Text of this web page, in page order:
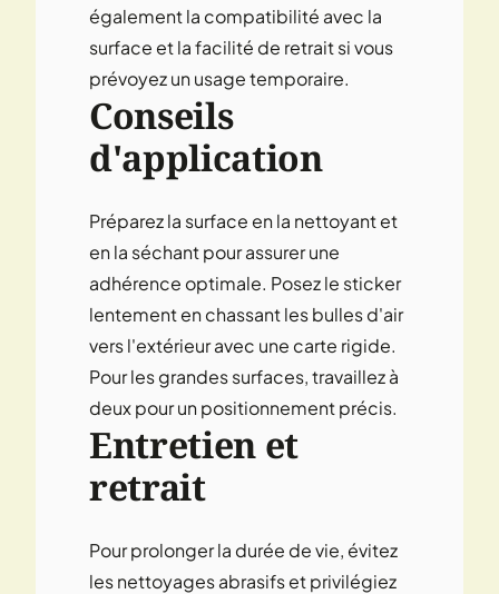
également la compatibilité avec la
surface et la facilité de retrait si vous
prévoyez un usage temporaire.
Conseils
d'application
Préparez la surface en la nettoyant et
en la séchant pour assurer une
adhérence optimale. Posez le sticker
lentement en chassant les bulles d'air
vers l'extérieur avec une carte rigide.
Pour les grandes surfaces, travaillez à
deux pour un positionnement précis.
Entretien et
retrait
Pour prolonger la durée de vie, évitez
les nettoyages abrasifs et privilégiez